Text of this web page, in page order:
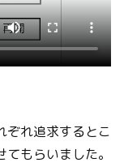
ぞれ追求するとこ
もらいました。